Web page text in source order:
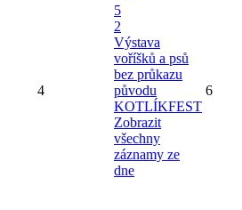
4
5
2
Výstava
voříšků a psů
bez průkazu
původu
KOTLÍKFEST
Zobrazit
všechny
záznamy ze
dne
6